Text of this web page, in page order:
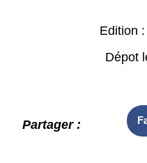
Edition
Dépot
Partager :